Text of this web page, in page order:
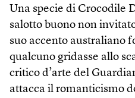
Una specie di Crocodile
salotto buono non
suo accento australiano
qualcuno gridasse allo
critico d’arte del
attacca il romanticismo